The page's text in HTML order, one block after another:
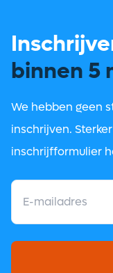
binnen 5
We hebben geen
inschrijven.
inschrijfformulier